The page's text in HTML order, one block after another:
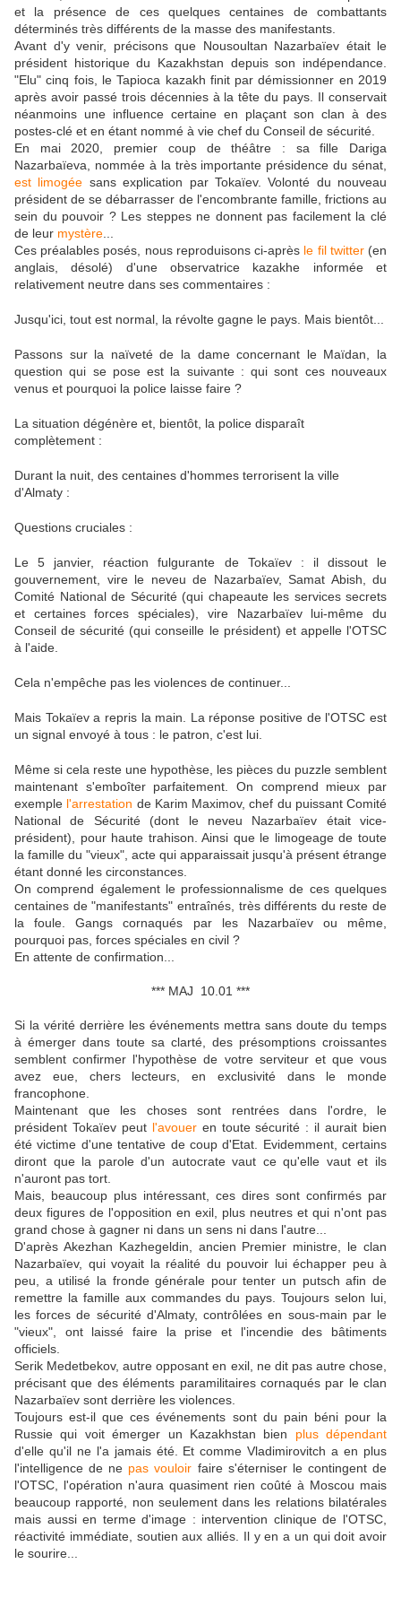
et la présence de ces quelques centaines de combattants
déterminés très différents de la masse des manifestants.
Avant d'y venir, précisons que Nousoultan Nazarbaïev était le
président historique du Kazakhstan depuis son indépendance.
"Elu" cinq fois, le Tapioca kazakh finit par démissionner en 2019
après avoir passé trois décennies à la tête du pays. Il conservait
néanmoins une influence certaine en plaçant son clan à des
postes-clé et en étant nommé à vie chef du Conseil de sécurité.
En mai 2020, premier coup de théâtre : sa fille Dariga
Nazarbaïeva, nommée à la très importante présidence du sénat,
est limogée sans explication par Tokaïev. Volonté du nouveau
président de se débarrasser de l'encombrante famille, frictions au
sein du pouvoir ? Les steppes ne donnent pas facilement la clé
de leur mystère
Ces préalables posés, nous reproduisons ci-après le fil twitter(en
anglais, désolé) d'une observatrice kazakhe informée et
relativement neutre dans ses commentaires :
Jusqu'ici, tout est normal, la révolte gagne le pays. Mais bientôt...
Passons sur la naïveté de la dame concernant le Maïdan, la
question qui se pose est la suivante : qui sont ces nouveaux
venus et pourquoi la police laisse faire ?
La situation dégénère et, bientôt, la police disparaît
complètement :
Durant la nuit, des centaines d'hommes terrorisent la ville
d'Almaty :
Questions cruciales :
Le 5 janvier, réaction fulgurante de Tokaïev : il dissout le
gouvernement, vire le neveu de Nazarbaïev, Samat Abish, du
Comité National de Sécurité (qui chapeaute les services secrets
et certaines forces spéciales), vire Nazarbaïev lui-même du
Conseil de sécurité (qui conseille le président) et appelle l'OTSC
à l'aide.
Cela n'empêche pas les violences de continuer...
Mais Tokaïev a repris la main. La réponse positive de l'OTSC est
un signal envoyé à tous : le patron, c'est lui.
Même si cela reste une hypothèse, les pièces du puzzle semblent
maintenant s'emboîter parfaitement. On comprend mieux par
exemple l'arrestation de Karim Maximov, chef du puissant Comité
National de Sécurité (dont le neveu Nazarbaïev était vice-
président), pour haute trahison. Ainsi que le limogeage de toute
la famille du "vieux", acte qui apparaissait jusqu'à présent étrange
étant donné les circonstances.
On comprend également le professionnalisme de ces quelques
centaines de "manifestants" entraînés, très différents du reste de
la foule. Gangs cornaqués par les Nazarbaïev ou même,
pourquoi pas, forces spéciales en civil ?
En attente de confirmation...
*** MAJ 10.01 ***
Si la vérité derrière les événements mettra sans doute du temps
à émerger dans toute sa clarté, des présomptions croissantes
semblent confirmer l'hypothèse de votre serviteur et que vous
avez eue, chers lecteurs, en exclusivité dans le monde
francophone.
Maintenant que les choses sont rentrées dans l'ordre, le
président Tokaïev peut l'avoueren toute sécurité : il aurait bien
été victime d'une tentative de coup d'Etat. Evidemment, certains
diront que la parole d'un autocrate vaut ce qu'elle vaut et ils
n'auront pas tort.
Mais, beaucoup plus intéressant, ces dires sont confirmés par
deux figures de l'opposition en exil, plus neutres et qui n'ont pas
grand chose à gagner ni dans un sens ni dans l'autre...
D'après Akezhan Kazhegeldin, ancien Premier ministre, le clan
Nazarbaïev, qui voyait la réalité du pouvoir lui échapper peu à
peu, a utilisé la fronde générale pour tenter un putsch afin de
remettre la famille aux commandes du pays. Toujours selon lui,
les forces de sécurité d'Almaty, contrôlées en sous-main par le
"vieux", ont laissé faire la prise et l'incendie des bâtiments
officiels.
Serik Medetbekov, autre opposant en exil, ne dit pas autre chose,
précisant que des éléments paramilitaires cornaqués par le clan
Nazarbaïev sont derrière les violences.
Toujours est-il que ces événements sont du pain béni pour la
Russie qui voit émerger un Kazakhstan bien plus dépendant
d'elle qu'il ne l'a jamais été. Et comme Vladimirovitch a en plus
l'intelligence de ne pas vouloir faire s'éterniser le contingent de
l'OTSC, l'opération n'aura quasiment rien coûté à Moscou mais
beaucoup rapporté, non seulement dans les relations bilatérales
mais aussi en terme d'image : intervention clinique de l'OTSC,
réactivité immédiate, soutien aux alliés. Il y en a un qui doit avoir
le sourire...